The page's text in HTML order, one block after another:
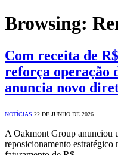
Browsing:
Com receita de
reforça operação
anuncia novo
NOTÍCIAS 22 DE JUNHO DE 2026
A Oakmont Group anunciou
reposicionamento